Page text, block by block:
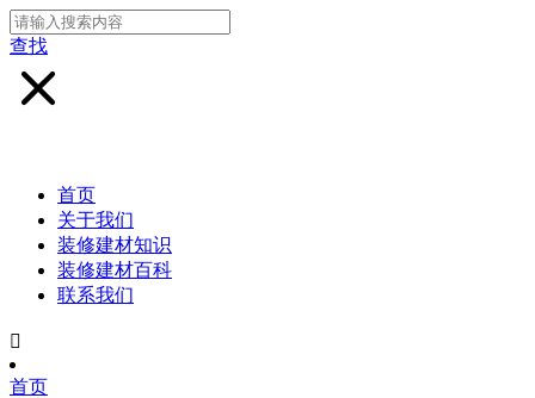
查找
首页
关于我们
装修建材知识
装修建材百科
联系我们

首页